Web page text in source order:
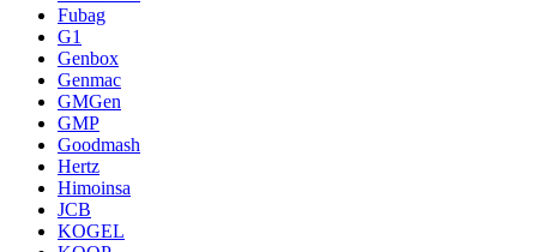
Fubag
G1
Genbox
Genmac
GMGen
GMP
Goodmash
Hertz
Himoinsa
JCB
KOGEL